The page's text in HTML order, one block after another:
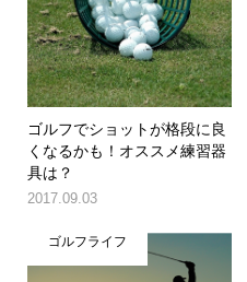
ゴルフでショットが格段に良
くなるかも！オススメ練習器
具は？
2017.09.03
ゴルフライフ